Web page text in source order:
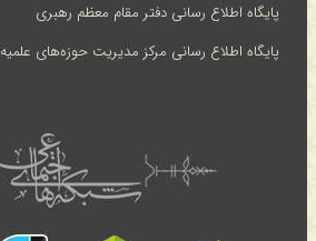
پایگاه اطلاع رسانی دفتر مقام معظم رهبری
پایگاه اطلاع رسانی مرکز مدیریت حوزه‌های علمیه